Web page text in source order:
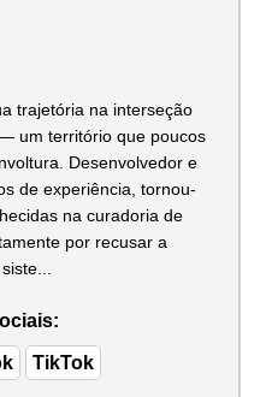
trajetória na interseção
um território que poucos
Desenvolvedor e
de experiência, tornou-
na curadoria de
por recusar a
TikTok